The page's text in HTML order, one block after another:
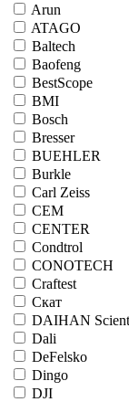
Arun
ATAGO
Baltech
Baofeng
BestScope
BMI
Bosch
Bresser
BUEHLER
Burkle
Carl Zeiss
CEM
CENTER
Condtrol
CONOTECH
Craftest
Cкат
DAIHAN
Dali
DeFelsko
Dingo
DJI